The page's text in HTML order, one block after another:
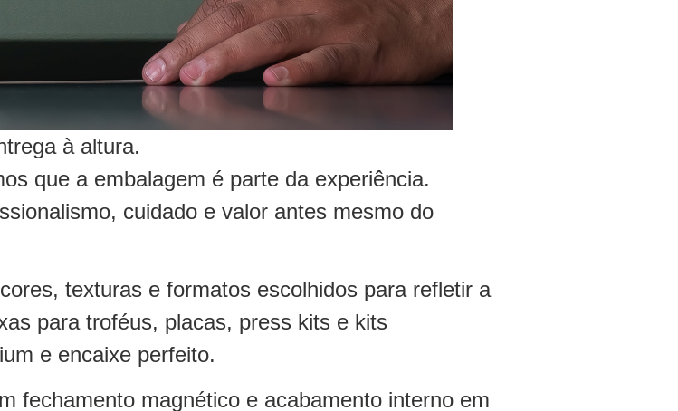
à altura.
que a embalagem é parte da experiência.
cuidado e valor antes mesmo do
texturas e formatos escolhidos para refletir a
para troféus, placas, press kits e kits
e encaixe perfeito.
fechamento magnético e acabamento interno em